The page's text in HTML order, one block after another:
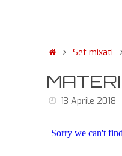
Set mixati
13 Aprile 2018